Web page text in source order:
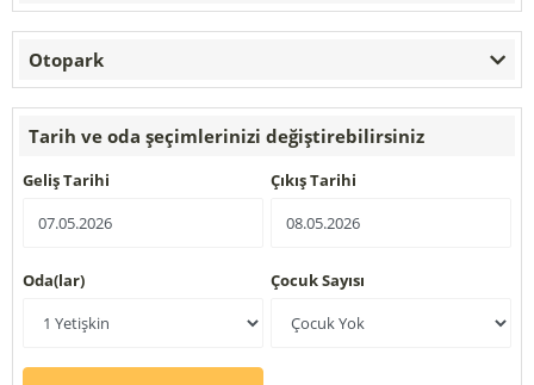
Otopark
Tarih ve oda şeçimlerinizi değiştirebilirsiniz
Geliş Tarihi Çıkış Tarihi
Oda(lar) Çocuk Sayısı